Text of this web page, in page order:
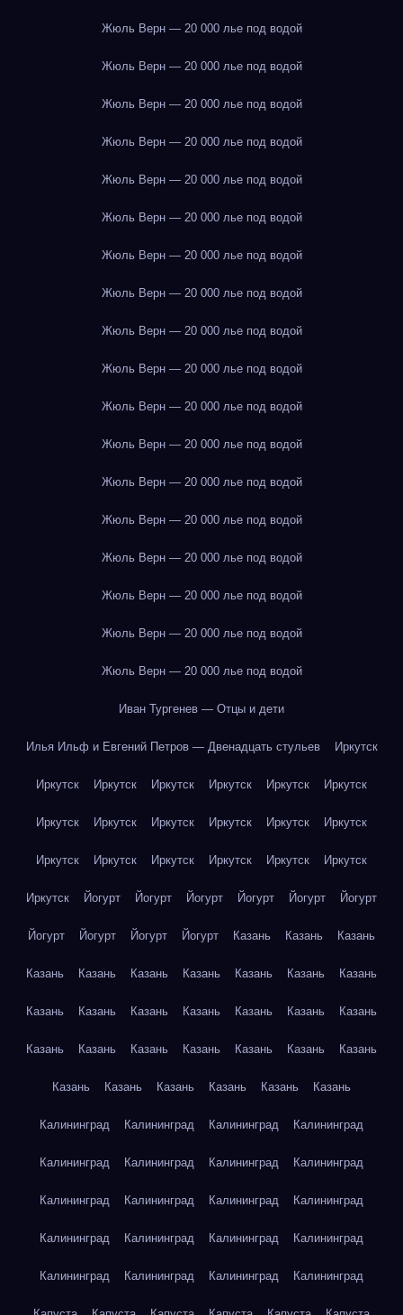
Жюль Верн — 20 000 лье под водой
Жюль Верн — 20 000 лье под водой
Жюль Верн — 20 000 лье под водой
Жюль Верн — 20 000 лье под водой
Жюль Верн — 20 000 лье под водой
Жюль Верн — 20 000 лье под водой
Жюль Верн — 20 000 лье под водой
Жюль Верн — 20 000 лье под водой
Жюль Верн — 20 000 лье под водой
Жюль Верн — 20 000 лье под водой
Жюль Верн — 20 000 лье под водой
Жюль Верн — 20 000 лье под водой
Жюль Верн — 20 000 лье под водой
Жюль Верн — 20 000 лье под водой
Жюль Верн — 20 000 лье под водой
Жюль Верн — 20 000 лье под водой
Жюль Верн — 20 000 лье под водой
Жюль Верн — 20 000 лье под водой
Иван Тургенев — Отцы и дети
Илья Ильф и Евгений Петров — Двенадцать стульев Иркутск
Иркутск Иркутск Иркутск Иркутск Иркутск Иркутск
Иркутск Иркутск Иркутск Иркутск Иркутск Иркутск
Иркутск Иркутск Иркутск Иркутск Иркутск Иркутск
Иркутск Йогурт Йогурт Йогурт Йогурт Йогурт Йогурт
Йогурт Йогурт Йогурт Йогурт Казань Казань Казань
Казань Казань Казань Казань Казань Казань Казань
Казань Казань Казань Казань Казань Казань Казань
Казань Казань Казань Казань Казань Казань Казань
Казань Казань Казань Казань Казань Казань
Калининград Калининград Калининград Калининград
Калининград Калининград Калининград Калининград
Калининград Калининград Калининград Калининград
Калининград Калининград Калининград Калининград
Калининград Калининград Калининград Калининград